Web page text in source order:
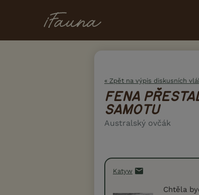
« Zpět na výpis diskusních
FENA
SAMOTU
Australský ovčák
Katyw
Chtěla